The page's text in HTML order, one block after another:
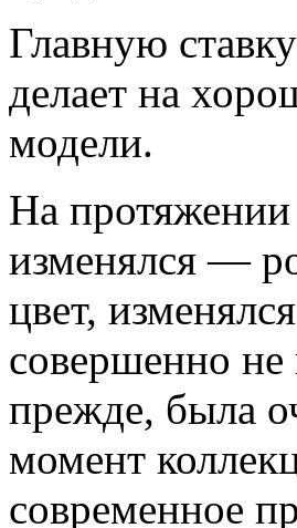
Главную
делает на
модели.
На протяжении
изменялся —
цвет,
совершенно
прежде, была
момент
современное